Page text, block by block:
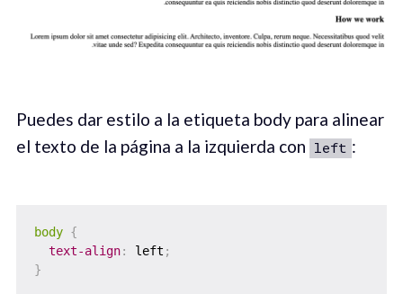
Puedes dar estilo a la etiqueta body para alinear
el texto de la página a la izquierda con left :
body {
text-align: left ;
}